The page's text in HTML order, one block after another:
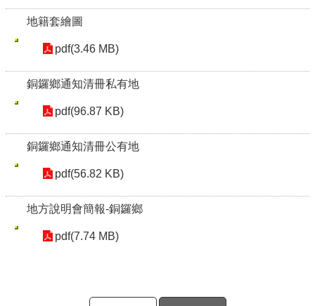
地籍套繪圖
pdf(3.46 MB)
銅鑼鄉通知清冊私有地
pdf(96.87 KB)
銅鑼鄉通知清冊公有地
pdf(56.82 KB)
地方說明會簡報-銅鑼鄉
pdf(7.74 MB)